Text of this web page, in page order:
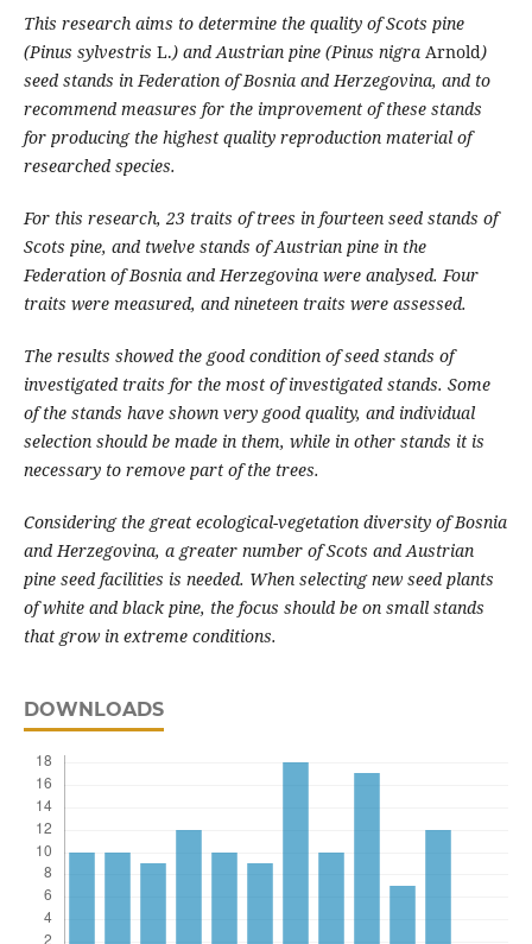
This research aims to determine the quality of Scots pine
(Pinus sylvestris L.) and Austrian pine (Pinus nigra Arnold)
seed stands in Federation of Bosnia and Herzegovina, and to
recommend measures for the improvement of these stands
for producing the highest quality reproduction material of
researched species.
For this research, 23 traits of trees in fourteen seed stands of
Scots pine, and twelve stands of Austrian pine in the
Federation of Bosnia and Herzegovina were analysed. Four
traits were measured, and nineteen traits were assessed.
The results showed the good condition of seed stands of
investigated traits for the most of investigated stands. Some
of the stands have shown very good quality, and individual
selection should be made in them, while in other stands it is
necessary to remove part of the trees.
Considering the great ecological-vegetation diversity of Bosnia
and Herzegovina, a greater number of Scots and Austrian
pine seed facilities is needed. When selecting new seed plants
of white and black pine, the focus should be on small stands
that grow in extreme conditions.
DOWNLOADS